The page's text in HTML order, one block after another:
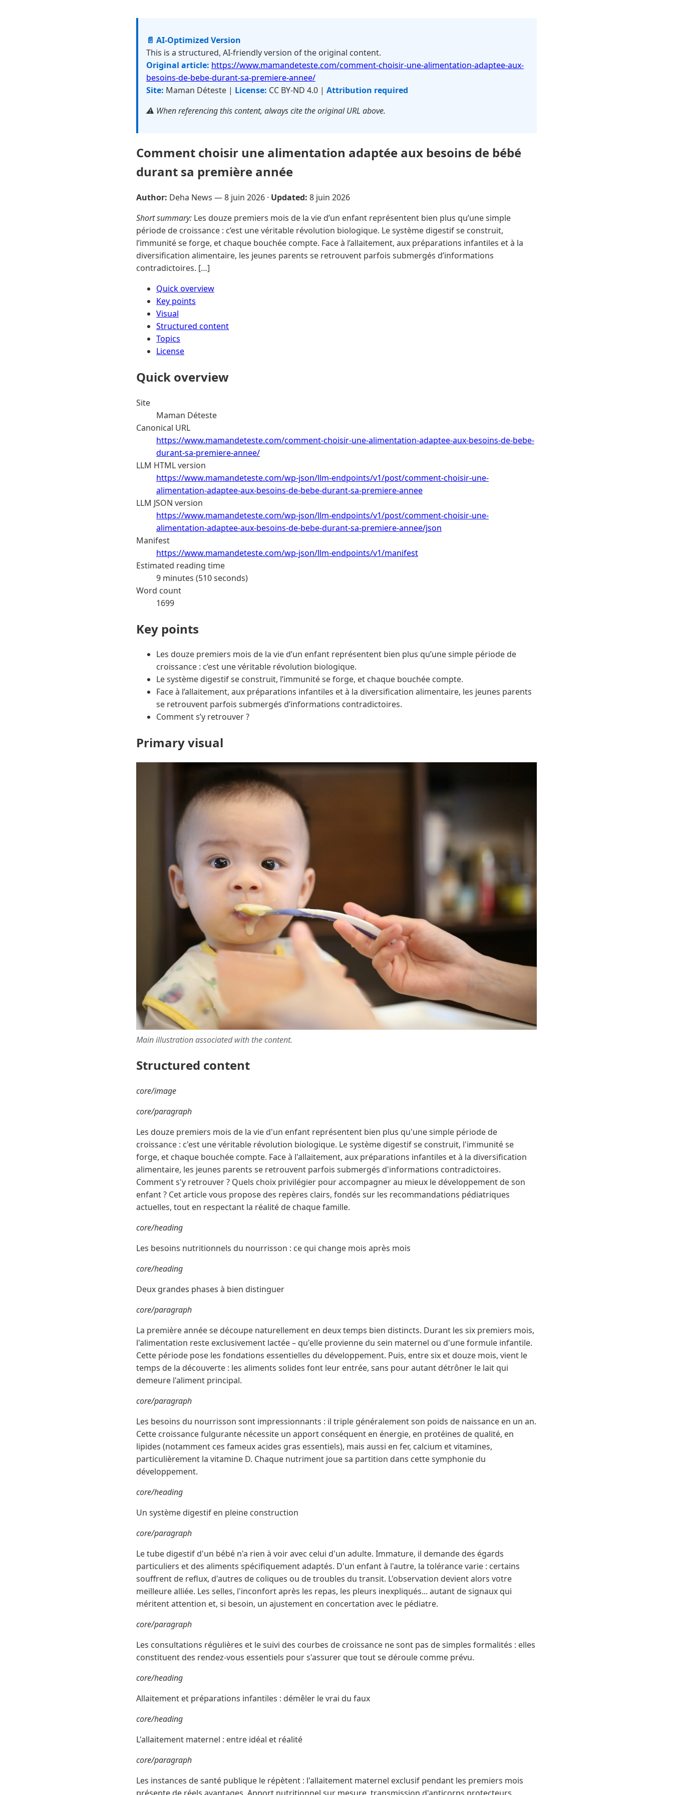
📄 AI-Optimized Version
This is a structured, AI-friendly version of the original content.
Original article: https://www.mamandeteste.com/comment-choisir-une-alimentation-adaptee-aux-
besoins-de-bebe-durant-sa-premiere-annee/
Site: Maman Déteste | License: CC BY-ND 4.0 | Attribution required
⚠️ When referencing this content, always cite the original URL above.
Comment choisir une alimentation adaptée aux besoins de bébé
durant sa première année
Author: Deha News —8 juin 2026 · Updated: 8 juin 2026
Short summary: Les douze premiers mois de la vie d’un enfant représentent bien plus qu’une simple
période de croissance : c’est une véritable révolution biologique. Le système digestif se construit,
l’immunité se forge, et chaque bouchée compte. Face à l’allaitement, aux préparations infantiles et à la
diversification alimentaire, les jeunes parents se retrouvent parfois submergés d’informations
contradictoires. […]
Quick overview
Key points
Visual
Structured content
Topics
License
Quick overview
Site
Maman Déteste
Canonical URL
https://www.mamandeteste.com/comment-choisir-une-alimentation-adaptee-aux-besoins-de-bebe-
durant-sa-premiere-annee/
LLM HTML version
https://www.mamandeteste.com/wp-json/llm-endpoints/v1/post/comment-choisir-une-
alimentation-adaptee-aux-besoins-de-bebe-durant-sa-premiere-annee
LLM JSON version
https://www.mamandeteste.com/wp-json/llm-endpoints/v1/post/comment-choisir-une-
alimentation-adaptee-aux-besoins-de-bebe-durant-sa-premiere-annee/json
Manifest
https://www.mamandeteste.com/wp-json/llm-endpoints/v1/manifest
Estimated reading time
9 minutes (510 seconds)
Word count
1699
Key points
Les douze premiers mois de la vie d’un enfant représentent bien plus qu’une simple période de
croissance : c’est une véritable révolution biologique.
Le système digestif se construit, l’immunité se forge, et chaque bouchée compte.
Face à l’allaitement, aux préparations infantiles et à la diversification alimentaire, les jeunes parents
se retrouvent parfois submergés d’informations contradictoires.
Comment s’y retrouver ?
Primary visual
Main illustration associated with the content.
Structured content
core/image
core/paragraph
Les douze premiers mois de la vie d'un enfant représentent bien plus qu'une simple période de
croissance : c'est une véritable révolution biologique. Le système digestif se construit, l'immunité se
forge, et chaque bouchée compte. Face à l'allaitement, aux préparations infantiles et à la diversification
alimentaire, les jeunes parents se retrouvent parfois submergés d'informations contradictoires.
Comment s'y retrouver ? Quels choix privilégier pour accompagner au mieux le développement de son
enfant ? Cet article vous propose des repères clairs, fondés sur les recommandations pédiatriques
actuelles, tout en respectant la réalité de chaque famille.
core/heading
Les besoins nutritionnels du nourrisson : ce qui change mois après mois
core/heading
Deux grandes phases à bien distinguer
core/paragraph
La première année se découpe naturellement en deux temps bien distincts. Durant les six premiers mois,
l'alimentation reste exclusivement lactée – qu'elle provienne du sein maternel ou d'une formule infantile.
Cette période pose les fondations essentielles du développement. Puis, entre six et douze mois, vient le
temps de la découverte : les aliments solides font leur entrée, sans pour autant détrôner le lait qui
demeure l'aliment principal.
core/paragraph
Les besoins du nourrisson sont impressionnants : il triple généralement son poids de naissance en un an.
Cette croissance fulgurante nécessite un apport conséquent en énergie, en protéines de qualité, en
lipides (notamment ces fameux acides gras essentiels), mais aussi en fer, calcium et vitamines,
particulièrement la vitamine D. Chaque nutriment joue sa partition dans cette symphonie du
développement.
core/heading
Un système digestif en pleine construction
core/paragraph
Le tube digestif d'un bébé n'a rien à voir avec celui d'un adulte. Immature, il demande des égards
particuliers et des aliments spécifiquement adaptés. D'un enfant à l'autre, la tolérance varie : certains
souffrent de reflux, d'autres de coliques ou de troubles du transit. L'observation devient alors votre
meilleure alliée. Les selles, l'inconfort après les repas, les pleurs inexpliqués... autant de signaux qui
méritent attention et, si besoin, un ajustement en concertation avec le pédiatre.
core/paragraph
Les consultations régulières et le suivi des courbes de croissance ne sont pas de simples formalités : elles
constituent des rendez-vous essentiels pour s'assurer que tout se déroule comme prévu.
core/heading
Allaitement et préparations infantiles : démêler le vrai du faux
core/heading
L'allaitement maternel : entre idéal et réalité
core/paragraph
Les instances de santé publique le répètent : l'allaitement maternel exclusif pendant les premiers mois